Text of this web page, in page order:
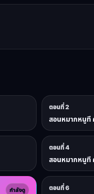
ตอนที่ 2
สอนหมากหนูที
ตอนที่ 4
สอนหมากหนูที
กำลังดู ตอนที่ 6